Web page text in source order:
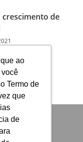
ao
você
Termo de
que
de
de